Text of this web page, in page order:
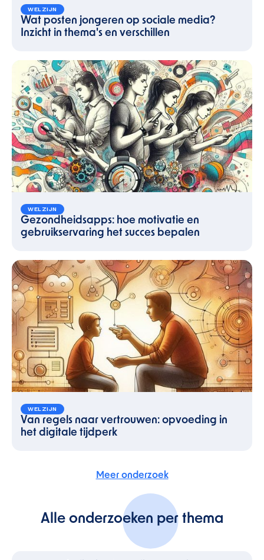
WELZIJN
Wat posten jongeren op sociale media?
Inzicht in thema's en verschillen
WELZIJN
Gezondheidsapps: hoe motivatie en
gebruikservaring het succes bepalen
WELZIJN
Van regels naar vertrouwen: opvoeding in
het digitale tijdperk
Meer onderzoek
Alle onderzoeken per thema